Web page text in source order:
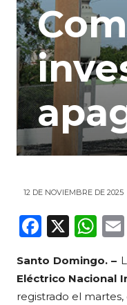
12 DE NOVIEMBRE DE 2025
F
c
e
X
W
a
ts
Santo Domingo. –
Eléctrico Nacional
registrado el